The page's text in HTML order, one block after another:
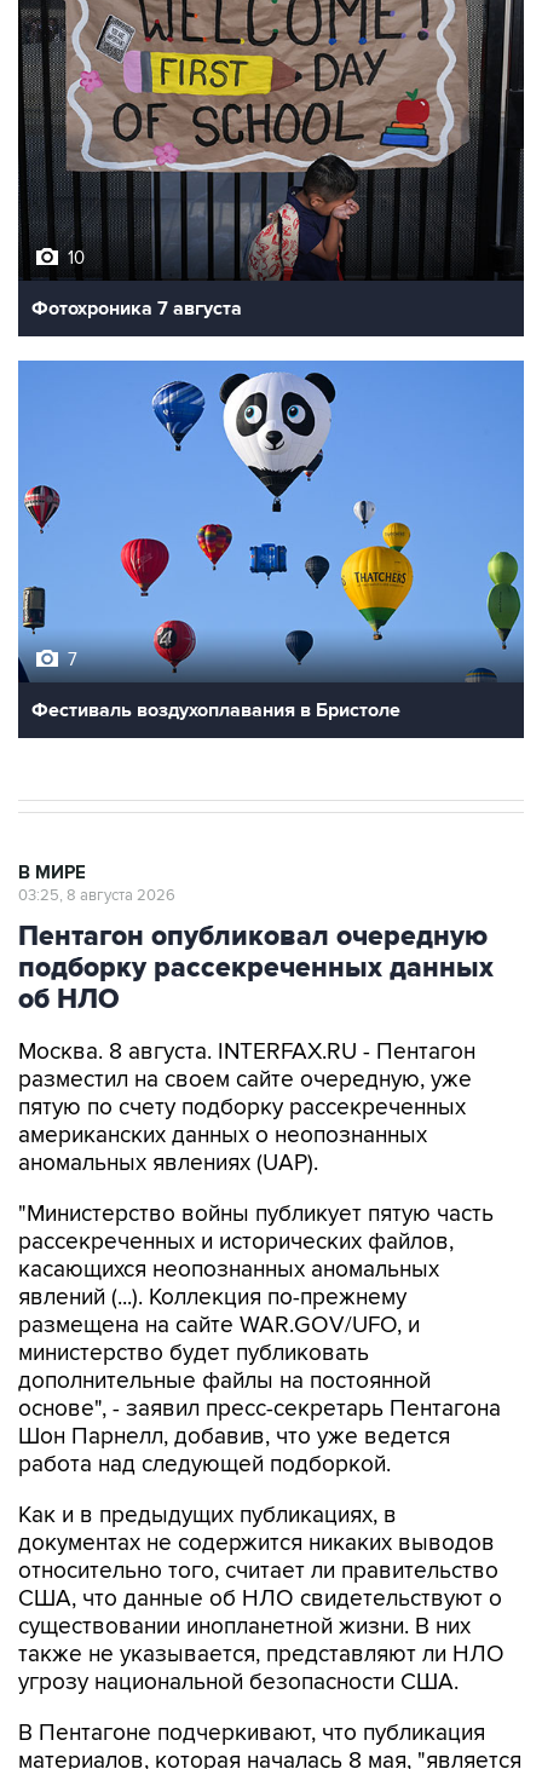
10
Фотохроника 7 августа
7
Фестиваль воздухоплавания в Бристоле
В МИРЕ
03:25, 8 августа 2026
Пентагон опубликовал очередную
подборку рассекреченных данных
об НЛО
Москва. 8 августа. INTERFAX.RU - Пентагон
разместил на своем сайте очередную, уже
пятую по счету подборку рассекреченных
американских данных о неопознанных
аномальных явлениях (UAP).
"Министерство войны публикует пятую часть
рассекреченных и исторических файлов,
касающихся неопознанных аномальных
явлений (...). Коллекция по-прежнему
размещена на сайте WAR.GOV/UFO, и
министерство будет публиковать
дополнительные файлы на постоянной
основе", - заявил пресс-секретарь Пентагона
Шон Парнелл, добавив, что уже ведется
работа над следующей подборкой.
Как и в предыдущих публикациях, в
документах не содержится никаких выводов
относительно того, считает ли правительство
США, что данные об НЛО свидетельствуют о
существовании инопланетной жизни. В них
также не указывается, представляют ли НЛО
угрозу национальной безопасности США.
В Пентагоне подчеркивают, что публикация
материалов, которая началась 8 мая, "является